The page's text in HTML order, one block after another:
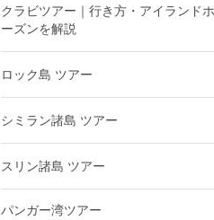
クラビツアー｜行き方・アイランド
ーズンを解説
ロック島 ツアー
シミラン諸島 ツアー
スリン諸島 ツアー
パンガー湾ツアー